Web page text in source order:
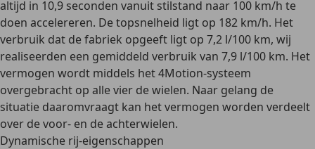
altijd in 10,9 seconden vanuit stilstand naar 100 km/h te
doen accelereren. De topsnelheid ligt op 182 km/h. Het
verbruik dat de fabriek opgeeft ligt op 7,2 l/100 km, wij
realiseerden een gemiddeld verbruik van 7,9 l/100 km. Het
vermogen wordt middels het 4Motion-systeem
overgebracht op alle vier de wielen. Naar gelang de
situatie daaromvraagt kan het vermogen worden verdeelt
over de voor- en de achterwielen.
Dynamische rij-eigenschappen